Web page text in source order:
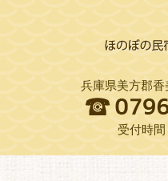
兵庫県美方郡香
受付時間